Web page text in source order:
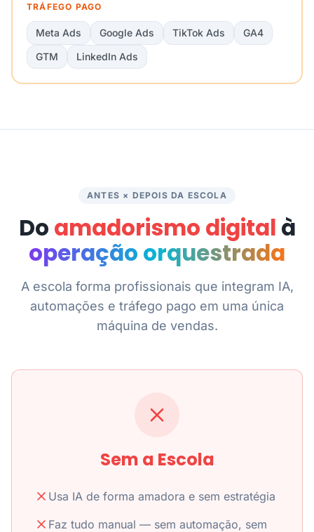
TRÁFEGO PAGO
Meta Ads Google Ads TikTok Ads
GA4
GTM
LinkedIn Ads
ANTES × DEPOIS DA ESCOLA
Do amadorismo digital à
operação orquestrada
A escola forma profissionais que integram IA,
automações e tráfego pago em uma única
máquina de vendas.
Sem a Escola
Usa IA de forma amadora e sem estratégia
Faz tudo manual — sem automação, sem